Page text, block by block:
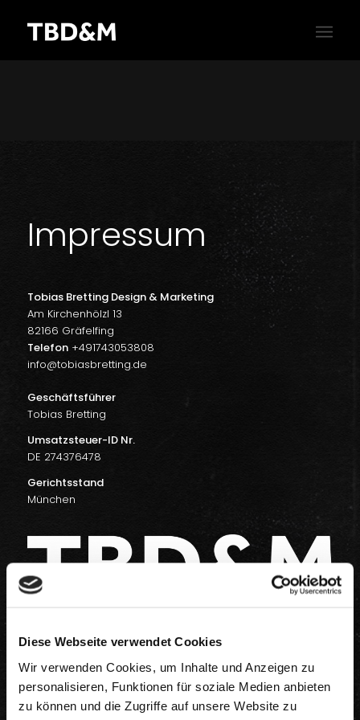
Diese Webseite verwendet Cookies
Wir verwenden Cookies, um Inhalte und Anzeigen zu
personalisieren, Funktionen für soziale Medien anbieten
zu können und die Zugriffe auf unsere Website zu
Impressum
Tobias Bretting Design & Marketing
Am Kirchenhölzl 13
82166 Gräfelfing
Telefon+491743053808
info@tobiasbretting.de
Geschäftsführer
Tobias Bretting
Umsatzsteuer-ID Nr.
DE 274376478
Gerichtsstand
München
Mitglied im Deutschen Verband der Pressejournalisten